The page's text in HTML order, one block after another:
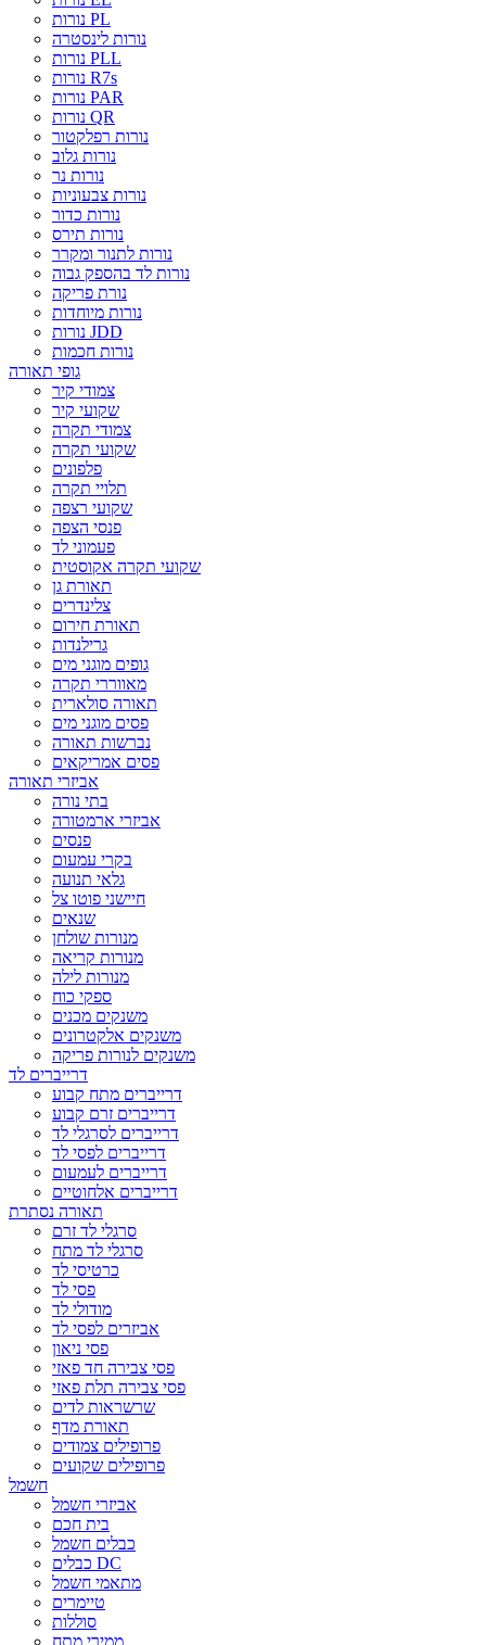
נורות PL
נורות לינסטרה
נורות PLL
נורות R7s
נורות PAR
נורות QR
נורות רפלקטור
נורות גלוב
נורות נר
נורות צבעוניות
נורות כדור
נורות תירס
נורות לתנור ומקרר
נורות לד בהספק גבוה
נורת פריקה
נורות מיוחדות
נורות JDD
נורות חכמות
גופי תאורה
צמודי קיר
שקועי קיר
צמודי תקרה
שקועי תקרה
פלפונים
תלויי תקרה
שקועי רצפה
פנסי הצפה
פעמוני לד
שקועי תקרה אקוסטית
תאורת גן
צלינדרים
תאורת חירום
גרילנדות
גופים מוגני מים
מאווררי תקרה
תאורה סולארית
פסים מוגני מים
נברשות תאורה
פסים אמריקאים
אביזרי תאורה
בתי נורה
אביזרי ארמטורה
פנסים
בקרי עמעום
גלאי תנועה
חיישני פוטו צל
שנאים
מנורות שולחן
מנורות קריאה
מנורות לילה
ספקי כוח
משנקים מכנים
משנקים אלקטרונים
משנקים לנורות פריקה
דרייברים לד
דרייברים מתח קבוע
דרייברים זרם קבוע
דרייברים לסרגלי לד
דרייברים לפסי לד
דרייברים לעמעום
דרייברים אלחוטיים
תאורה נסתרת
סרגלי לד זרם
סרגלי לד מתח
כרטיסי לד
פסי לד
מודולי לד
אביזרים לפסי לד
פסי ניאון
פסי צבירה חד פאזי
פסי צבירה תלת פאזי
שרשראות לדים
תאורת מדף
פרופילים צמודים
פרופילים שקועים
חשמל
אביזרי חשמל
בית חכם
כבלים חשמל
כבלים DC
מתאמי חשמל
טיימרים
סוללות